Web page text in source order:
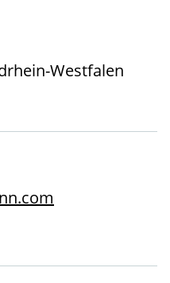
Westfalen